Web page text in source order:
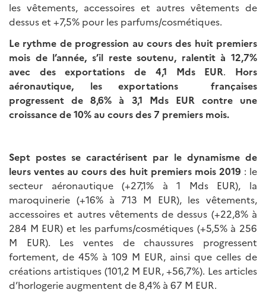
les vêtements, accessoires et autres vêtements de
dessus et +7,5% pour les parfums/cosmétiques.
Le rythme de progression au cours des huit premiers
mois de l’année, s’il reste soutenu, ralentit à 12,7%
avec des exportations de 4,1 Mds EUR. Hors
aéronautique, les exportations françaises
progressent de 8,6% à 3,1 Mds EUR contre une
croissance de 10% au cours des 7 premiers mois.
Sept postes se caractérisent par le dynamisme de
leurs ventes au cours des huit premiers mois 2019 : le
secteur aéronautique (+27,1% à 1 Mds EUR), la
maroquinerie (+16% à 713 M EUR), les vêtements,
accessoires et autres vêtements de dessus (+22,8% à
284 M EUR) et les parfums/cosmétiques (+5,5% à 256
M EUR). Les ventes de chaussures progressent
fortement, de 45% à 109 M EUR, ainsi que celles de
créations artistiques (101,2 M EUR, +56,7%). Les articles
d’horlogerie augmentent de 8,4% à 67 M EUR.